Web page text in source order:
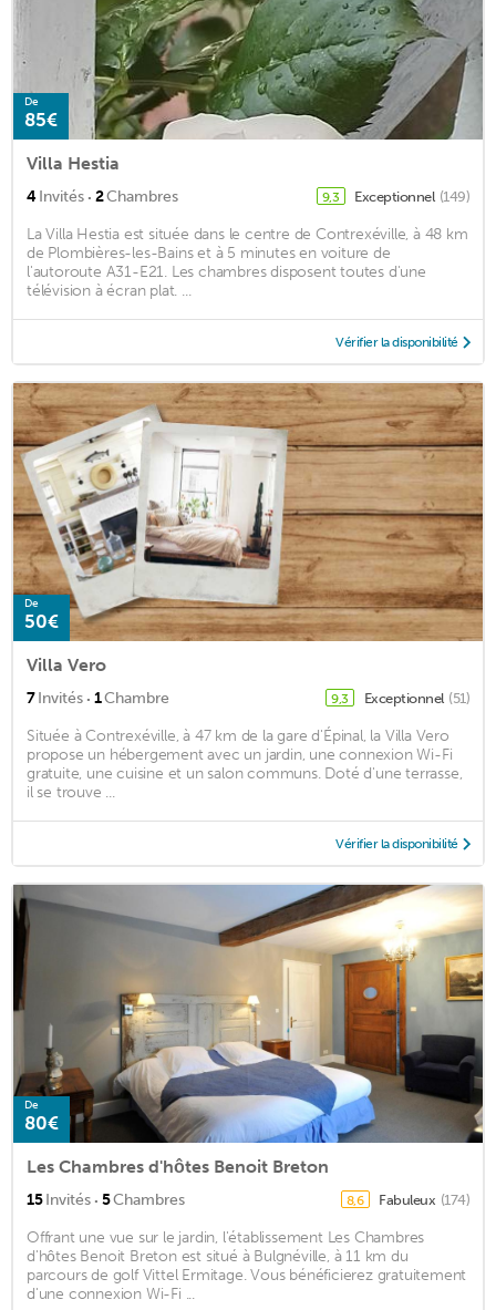
De
85€
Villa Hestia
4Invités · 2Chambres 9,3 Exceptionnel (149)
La Villa Hestia est située dans le centre de Contrexéville, à 48 km
de Plombières-les-Bains et à 5 minutes en voiture de
l'autoroute A31-E21. Les chambres disposent toutes d'une
télévision à écran plat. ...
Vérifier la disponibilité
De
50€
Villa Vero
7Invités · 1Chambre 9,3 Exceptionnel (51)
Située à Contrexéville, à 47 km de la gare d'Épinal, la Villa Vero
propose un hébergement avec un jardin, une connexion Wi-Fi
gratuite, une cuisine et un salon communs. Doté d'une terrasse,
il se trouve ...
Vérifier la disponibilité
De
80€
Les Chambres d'hôtes Benoit Breton
15Invités · 5Chambres 8,6 Fabuleux (174)
Offrant une vue sur le jardin, l'établissement Les Chambres
d'hôtes Benoit Breton est situé à Bulgnéville, à 11 km du
parcours de golf Vittel Ermitage. Vous bénéficierez gratuitement
d'une connexion Wi-Fi ...